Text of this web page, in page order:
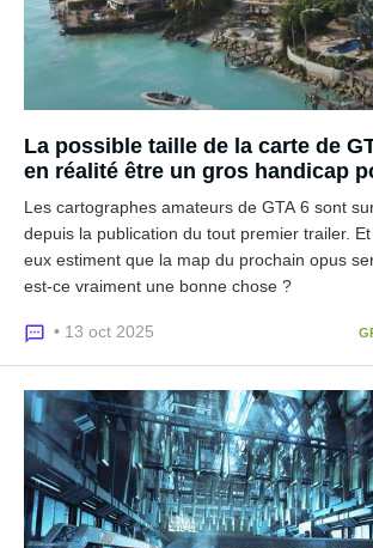
La possible taille de la carte de
en réalité être un gros handicap
Les cartographes amateurs de GTA 6 sont
depuis la publication du tout premier trailer.
eux estiment que la map du prochain opus
est-ce vraiment une bonne chose ?
• 13 oct 2025